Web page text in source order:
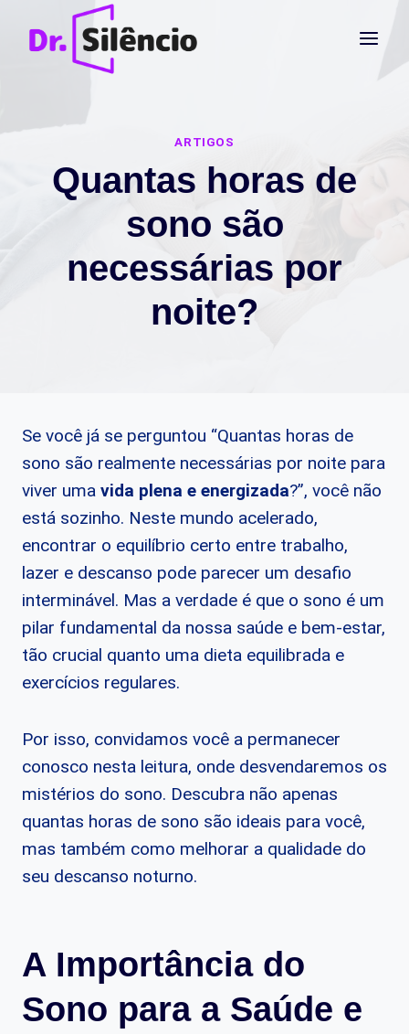
ARTIGOS
Quantas horas de
sono são
necessárias por
noite?
Se você já se perguntou “Quantas horas de
sono são realmente necessárias por noite para
viver uma vida plena e energizada?”, você não
está sozinho. Neste mundo acelerado,
encontrar o equilíbrio certo entre trabalho,
lazer e descanso pode parecer um desafio
interminável. Mas a verdade é que o sono é um
pilar fundamental da nossa saúde e bem-estar,
tão crucial quanto uma dieta equilibrada e
exercícios regulares.
Por isso, convidamos você a permanecer
conosco nesta leitura, onde desvendaremos os
mistérios do sono. Descubra não apenas
quantas horas de sono são ideais para você,
mas também como melhorar a qualidade do
seu descanso noturno.
A Importância do
Sono para a Saúde e